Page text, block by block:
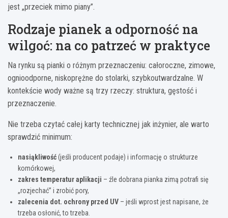
jest „przeciek mimo piany”.
Rodzaje pianek a odporność na
wilgoć: na co patrzeć w praktyce
Na rynku są pianki o różnym przeznaczeniu: całoroczne, zimowe,
ognioodporne, niskoprężne do stolarki, szybkoutwardzalne. W
kontekście wody ważne są trzy rzeczy: struktura, gęstość i
przeznaczenie.
Nie trzeba czytać całej karty technicznej jak inżynier, ale warto
sprawdzić minimum:
nasiąkliwość(jeśli producent podaje) i informację o strukturze
komórkowej,
zakres temperatur aplikacji – źle dobrana pianka zimą potrafi się
„rozjechać” i zrobić pory,
zalecenia dot. ochrony przed UV – jeśli wprost jest napisane, że
trzeba osłonić, to trzeba.